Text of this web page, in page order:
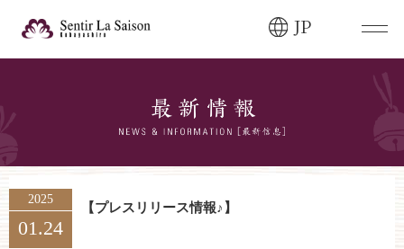
JP
0120-166-088
2025
01.24
【プレスリリース情報♪】